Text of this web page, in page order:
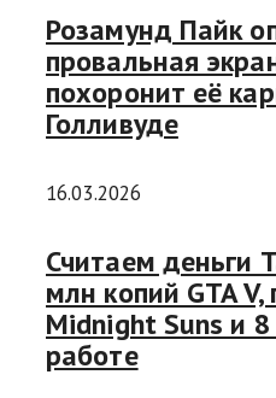
Розамунд Пайк
провальная
похоронит её
Голливуде
16.03.2026
Считаем деньги
млн копий GTA V,
Midnight Suns и
работе